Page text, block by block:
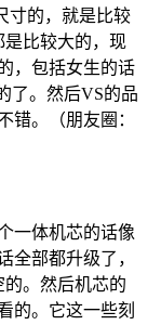
寸的，就是比较
是比较大的，现
，包括女生的话
了。然后VS的品
错。（朋友圈：
一体机芯的话像
全部都升级了，
的。然后机芯的
的。它这一些刻